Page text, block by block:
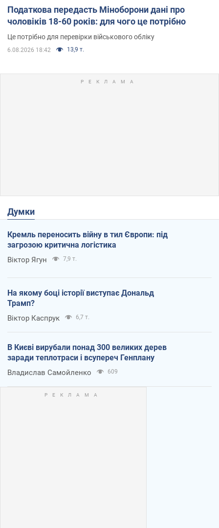
Податкова передасть Міноборони дані про
чоловіків 18-60 років: для чого це потрібно
Це потрібно для перевірки військового обліку
6.08.2026 18:42 13,9 т.
Думки
Кремль переносить війну в тил Європи: під
загрозою критична логістика
Віктор Ягун 7,9 т.
На якому боці історії виступає Дональд
Трамп?
Віктор Каспрук 6,7 т.
В Києві вирубали понад 300 великих дерев
заради теплотраси і всупереч Генплану
Владислав Самойленко 609